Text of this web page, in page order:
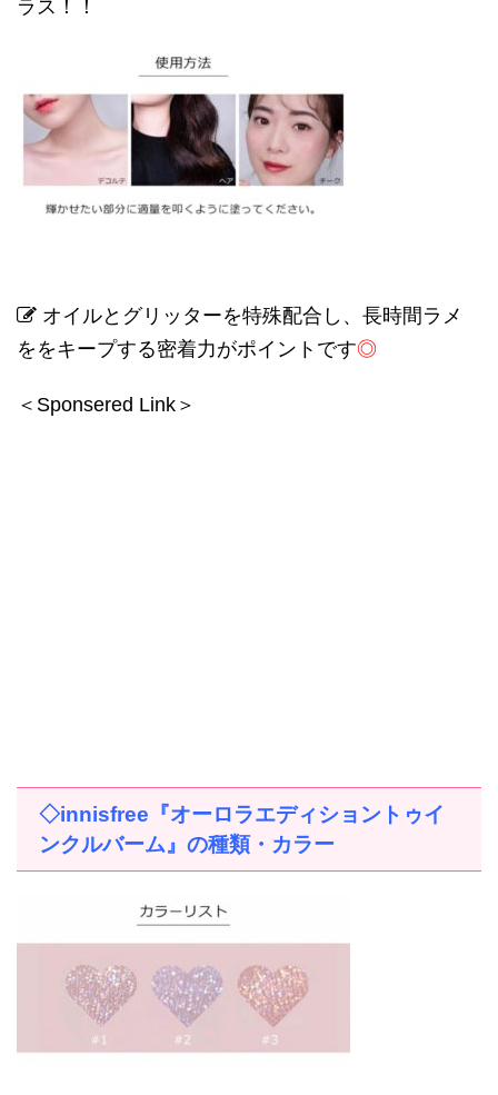
ラス！！
オイルとグリッターを特殊配合し、長時間ラメ
ををキープする密着力がポイントです◎
＜Sponsered Link＞
◇innisfree 『オーロラエディショントゥイ
ンクルバーム』の種類・カラー